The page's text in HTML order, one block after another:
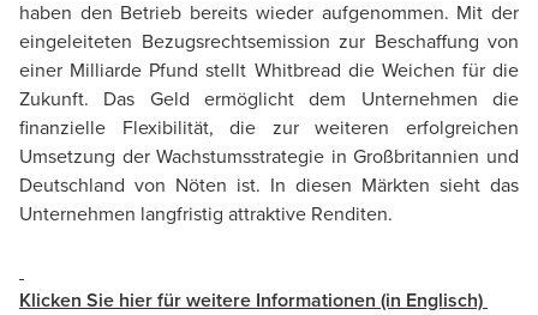
haben den Betrieb bereits wieder aufgenommen. Mit der
eingeleiteten Bezugsrechtsemission zur Beschaffung von
einer Milliarde Pfund stellt Whitbread die Weichen für die
Zukunft. Das Geld ermöglicht dem Unternehmen die
finanzielle Flexibilität, die zur weiteren erfolgreichen
Umsetzung der Wachstumsstrategie in Großbritannien und
Deutschland von Nöten ist. In diesen Märkten sieht das
Unternehmen langfristig attraktive Renditen.
Klicken Sie hier für weitere Informationen (in Englisch)